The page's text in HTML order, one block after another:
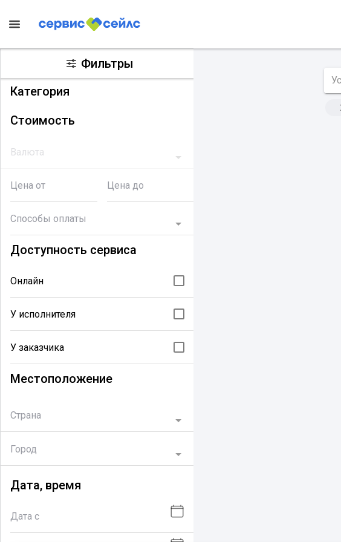
Фильтры
Категория
Стоимость
Валюта
Цена от Цена до
Способы оплаты
Доступность сервиса
Онлайн
У исполнителя
У заказчика
Местоположение
Страна
Город
Дата, время
Дата с